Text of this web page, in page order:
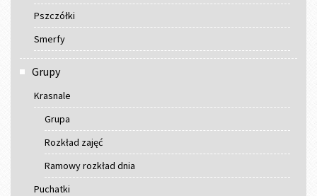
Pszczółki
Smerfy
Grupy
Krasnale
Grupa
Rozkład zajęć
Ramowy rozkład dnia
Puchatki